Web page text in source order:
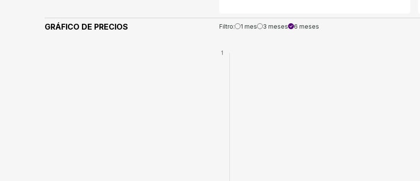
GRÁFICO DE PRECIOS Filtro: 1 mes 3 meses 6 meses